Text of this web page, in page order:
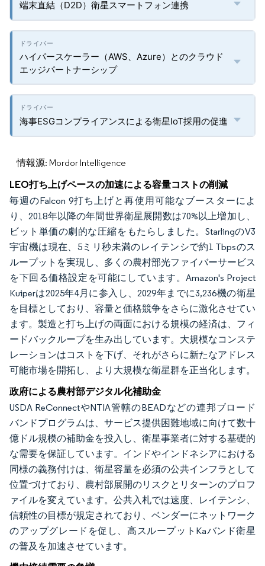
端末直結（D2D）衛星スマートフォン連携
ハイパースケーラー（AWS、Azure）とのクラウド
エッジパートナーシップ
海事ESGコンプライアンスによる衛星IoT採用の促進
情報源: Mordor Intelligence
LEO打ち上げペースの加速による容量コストの削減
毎週のFalcon 9打ち上げと再使用可能なブースターによ
り、2018年以降の年間世界衛星展開数は70%以上増加し、
ビット単価の劇的な圧縮をもたらしました。StarlingのV3
宇宙機は現在、5ミリ秒未満のレイテンシで約1 Tbpsのス
ループットを実現し、多くの農村部光ファイバーサービス
を下回る価格設定を可能にしています。Amazon's Project
Kuiperは2025年4月に参入し、2029年までに3,236機の衛星
を目標としており、容量と価格競争をさらに激化させてい
ます。製造と打ち上げの両面における規模の経済は、フィ
ードバックループを生み出しています。大規模なコンステ
レーションはコストを下げ、それがさらに新たなアドレス
可能市場を開拓し、より大規模な衛星群を正当化します。
政府による農村部デジタル化補助金
USDA ReConnectやNTIA管轄のBEADなどの連邦ブロード
バンドプログラムは、サービス提供困難地域に向けて数十
億ドル規模の補助金を投入し、衛星事業者に対する基礎的
な需要を保証しています。インドやインドネシアにおける
同様の義務付けは、衛星容量を必須の公共インフラとして
位置づけており、農村部展開のリスクとリターンのプロフ
ァイルを変えています。公共入札では速度、レイテンシ、
信頼性の目標が規定されており、ベンダーにネットワーク
のアップグレードを促し、高スループットKaバンド衛星
の普及を加速させています。